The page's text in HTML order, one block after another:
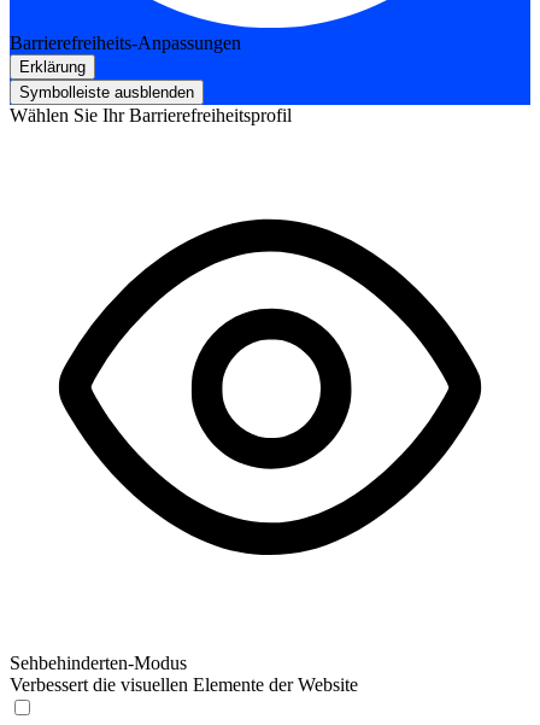
Barrierefreiheits-Anpassungen
Erklärung
Symbolleiste ausblenden
Wählen Sie Ihr Barrierefreiheitsprofil
Sehbehinderten-Modus
Verbessert die visuellen Elemente der Website